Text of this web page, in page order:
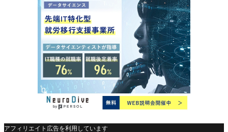
アフィリエイト広告を利用しています